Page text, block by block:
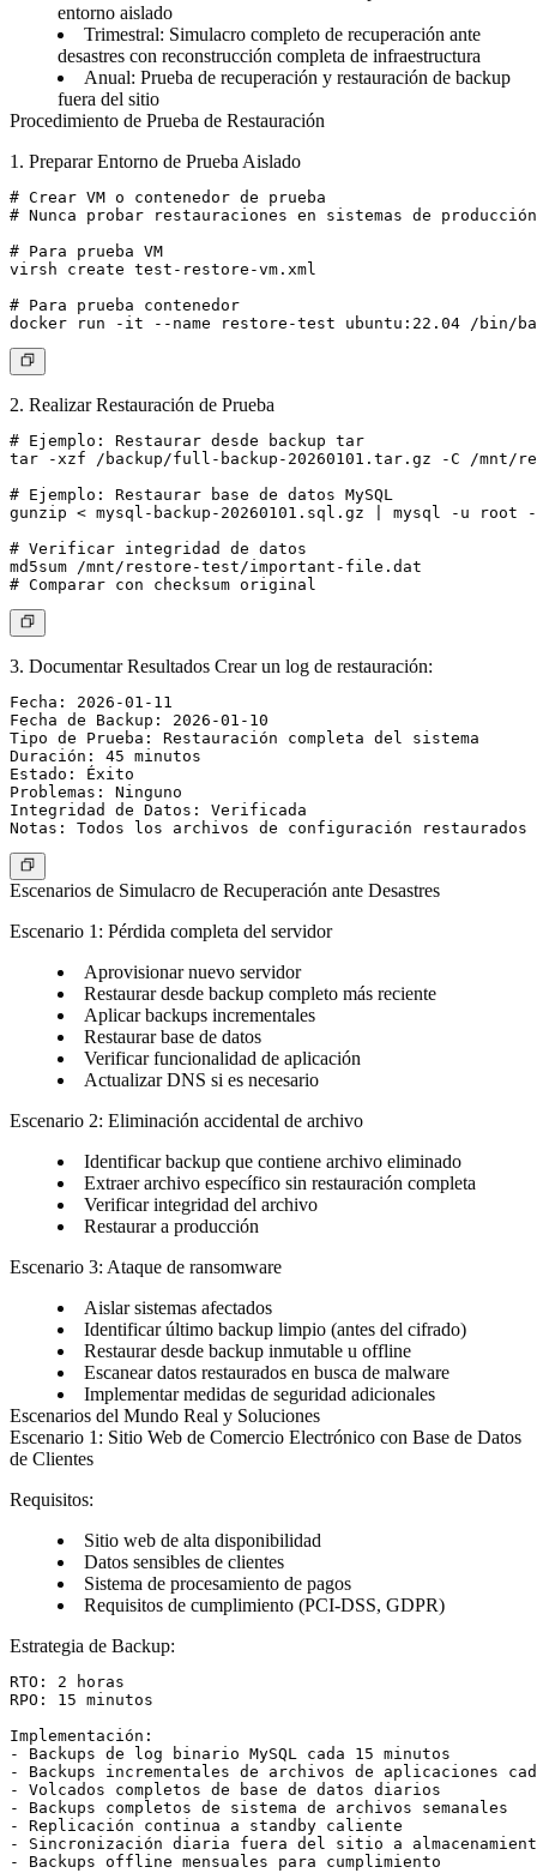
entorno aislado
Trimestral: Simulacro completo de recuperación ante
desastres con reconstrucción completa de infraestructura
Anual: Prueba de recuperación y restauración de backup
fuera del sitio
Procedimiento de Prueba de Restauración
1. Preparar Entorno de Prueba Aislado
# Crear VM o contenedor de prueba
# Nunca probar restauraciones en sistemas de producción
# Para prueba VM
virsh create test-restore-vm.xml
# Para prueba contenedor
2. Realizar Restauración de Prueba
# Ejemplo: Restaurar desde backup tar
tar -xzf /backup/full-backup-20260101.tar.gz -C /mnt/
# Ejemplo: Restaurar base de datos MySQL
gunzip < mysql-backup-20260101.sql.gz | mysql -u root
# Verificar integridad de datos
md5sum /mnt/restore-test/important-file.dat
3. Documentar Resultados Crear un log de restauración:
Fecha: 2026-01-11
Fecha de Backup: 2026-01-10
Tipo de Prueba: Restauración completa del sistema
Duración: 45 minutos
Estado: Éxito
Problemas: Ninguno
Integridad de Datos: Verificada
Escenarios de Simulacro de Recuperación ante Desastres
Escenario 1: Pérdida completa del servidor
Aprovisionar nuevo servidor
Restaurar desde backup completo más reciente
Aplicar backups incrementales
Restaurar base de datos
Verificar funcionalidad de aplicación
Actualizar DNS si es necesario
Escenario 2: Eliminación accidental de archivo
Identificar backup que contiene archivo eliminado
Extraer archivo específico sin restauración completa
Verificar integridad del archivo
Restaurar a producción
Escenario 3: Ataque de ransomware
Aislar sistemas afectados
Identificar último backup limpio (antes del cifrado)
Restaurar desde backup inmutable u offline
Escanear datos restaurados en busca de malware
Implementar medidas de seguridad adicionales
Escenarios del Mundo Real y Soluciones
Escenario 1: Sitio Web de Comercio Electrónico con Base de Datos
de Clientes
Requisitos:
Sitio web de alta disponibilidad
Datos sensibles de clientes
Sistema de procesamiento de pagos
Requisitos de cumplimiento (PCI-DSS, GDPR)
Estrategia de Backup:
RTO: 2 horas
RPO: 15 minutos
Implementación:
- Backups de log binario MySQL cada 15 minutos
- Backups incrementales de archivos de aplicaciones
- Volcados completos de base de datos diarios
- Backups completos de sistema de archivos semanales
- Replicación continua a standby caliente
- Sincronización diaria fuera del sitio a
- Backups offline mensuales para cumplimiento